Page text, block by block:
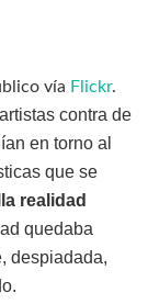
vía Flickr.
contra de
en torno al
que se
realidad
quedaba
despiadada,